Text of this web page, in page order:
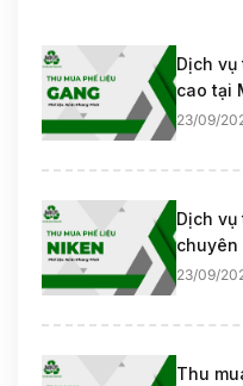
Dịch
cao tại
23/09/
Dịch
chuyên
23/09/
Thu